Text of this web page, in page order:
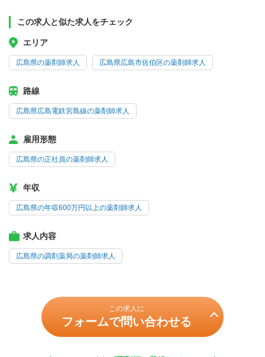
この求人と似た求人をチェック
エリア
広島県の薬剤師求人 広島県広島市佐伯区の薬剤師求人
路線
広島県広島電鉄宮島線の薬剤師求人
雇用形態
広島県の正社員の薬剤師求人
年収
広島県の年収600万円以上の薬剤師求人
求人内容
広島県の調剤薬局の薬剤師求人
この求人に
フォームで問い合わせる